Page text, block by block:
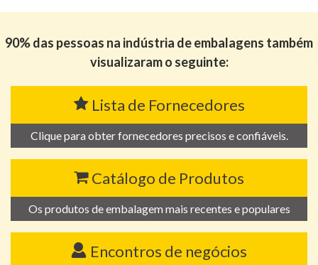
90% das pessoas na indústria de embalagens também
visualizaram o seguinte:
Lista de Fornecedores
Clique para obter fornecedores precisos e confiáveis.
Catálogo de Produtos
Os produtos de embalagem mais recentes e populares
Encontros de negócios